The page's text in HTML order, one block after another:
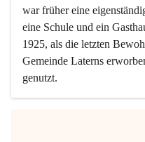
war früher eine
eine Schule und ein
1925, als die letzten
Gemeinde Laterns
genutzt.